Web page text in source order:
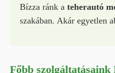
Bízza ránk a teherautó
szakában. Akár egyetlen
Főbb szolgáltatásaink